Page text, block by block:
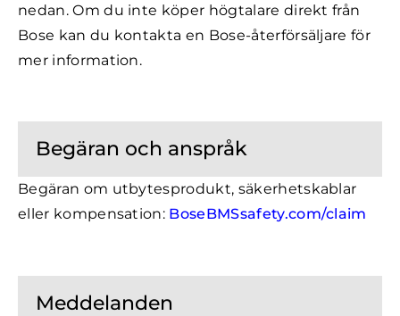
nedan. Om du inte köper högtalare direkt från
Bose kan du kontakta en Bose-återförsäljare för
mer information.
Begäran och anspråk
Begäran om utbytesprodukt, säkerhetskablar
eller kompensation: BoseBMSsafety.com/claim
Meddelanden